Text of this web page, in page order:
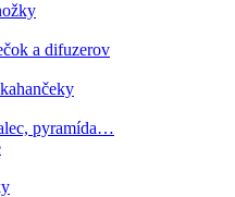
a difuzerov
pyramída…